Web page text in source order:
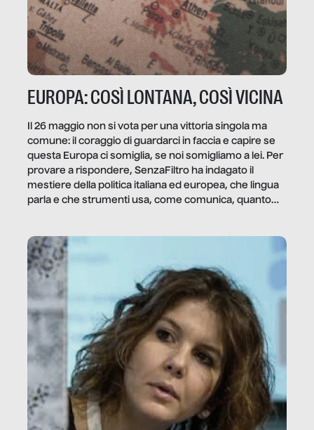
EUROPA: COSÌ LONTANA, COSÌ VICINA
Il 26 maggio non si vota per una vittoria singola ma
comune: il coraggio di guardarci in faccia e capire se
questa Europa ci somiglia, se noi somigliamo a lei. Per
provare a rispondere, SenzaFiltro ha indagato il
mestiere della politica italiana ed europea, che lingua
parla e che strumenti usa, come comunica, quanto